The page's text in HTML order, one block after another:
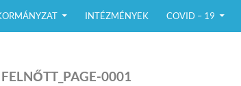
INTÉZMÉNYEK COVID – 19
0001